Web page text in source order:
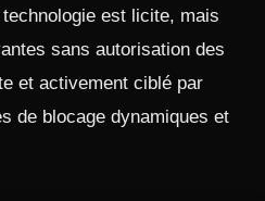
est licite, mais
sans autorisation des
et activement ciblé par
de blocage dynamiques et